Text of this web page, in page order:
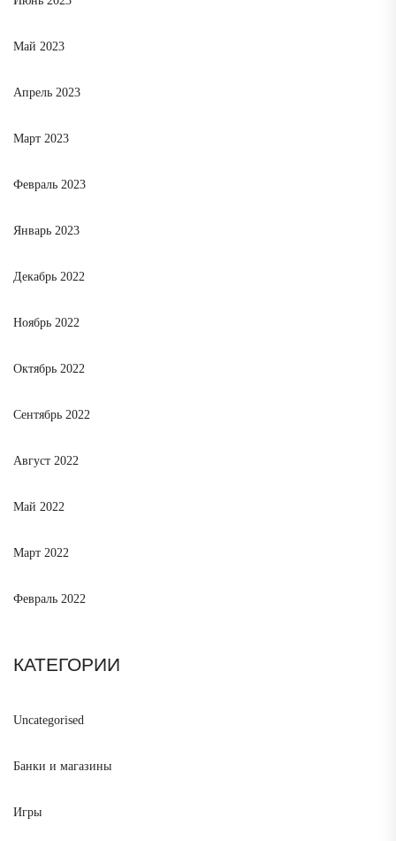
Май 2023
Апрель 2023
Март 2023
Февраль 2023
Январь 2023
Декабрь 2022
Ноябрь 2022
Октябрь 2022
Сентябрь 2022
Август 2022
Май 2022
Март 2022
Февраль 2022
КАТЕГОРИИ
Uncategorised
Банки и магазины
Игры